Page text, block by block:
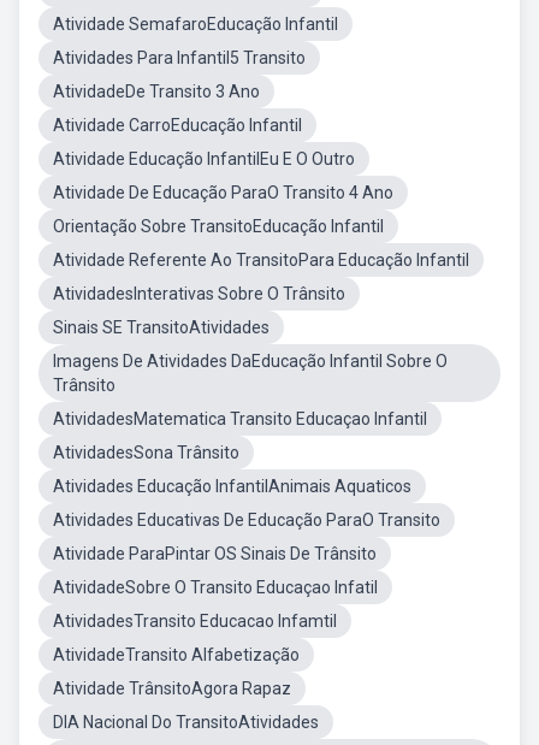
Atividade SemafaroEducação Infantil
Atividades Para Infantil5 Transito
AtividadeDe Transito 3 Ano
Atividade CarroEducação Infantil
Atividade Educação InfantilEu E O Outro
Atividade De Educação ParaO Transito 4 Ano
Orientação Sobre TransitoEducação Infantil
Atividade Referente Ao TransitoPara Educação Infantil
AtividadesInterativas Sobre O Trânsito
Sinais SE TransitoAtividades
Imagens De Atividades DaEducação Infantil Sobre O
Trânsito
AtividadesMatematica Transito Educaçao Infantil
AtividadesSona Trânsito
Atividades Educação InfantilAnimais Aquaticos
Atividades Educativas De Educação ParaO Transito
Atividade ParaPintar OS Sinais De Trânsito
AtividadeSobre O Transito Educaçao Infatil
AtividadesTransito Educacao Infamtil
AtividadeTransito Alfabetização
Atividade TrânsitoAgora Rapaz
DIA Nacional Do TransitoAtividades